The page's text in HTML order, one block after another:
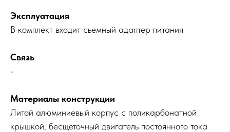
Эксплуатация
В комплект входит сьемный адаптер питания
Связь
-
Материалы конструкции
Литой алюминиевый корпус с поликарбонатной
крышкой, бесщеточный двигатель постоянного тока